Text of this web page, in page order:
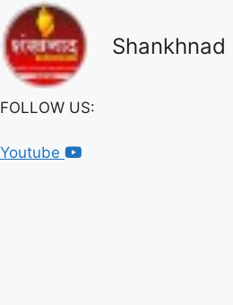
Shankhnad
FOLLOW US:
Youtube